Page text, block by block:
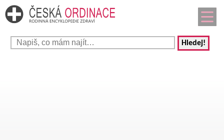
Hledej!